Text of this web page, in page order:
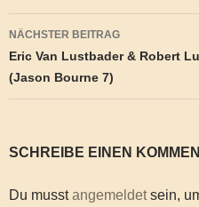
NÄCHSTER BEITRAG
Eric Van Lustbader & Robert
(Jason Bourne 7)
SCHREIBE EINEN
Du musstangemeldetsein,